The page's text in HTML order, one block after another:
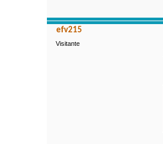
efv215
Visitante